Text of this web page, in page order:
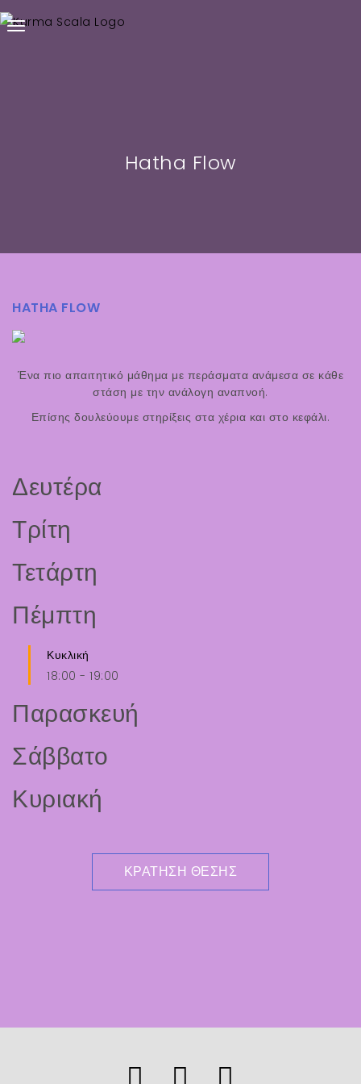
Hatha Flow
HATHA FLOW
Ένα πιο απαιτητικό μάθημα με περάσματα ανάμεσα σε κάθε
στάση με την ανάλογη αναπνοή.
Επίσης δουλεύουμε στηρίξεις στα χέρια και στο κεφάλι.
Δευτέρα
Τρίτη
Τετάρτη
Πέμπτη
Κυκλική
18:00 - 19:00
Παρασκευή
Σάββατο
Κυριακή
ΚΡΆΤΗΣΗ ΘΈΣΗΣ